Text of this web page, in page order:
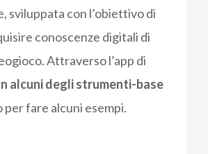
sviluppata con l’obiettivo di
conoscenze digitali di
Attraverso l’app di
alcuni degli strumenti-base
per fare alcuni esempi.